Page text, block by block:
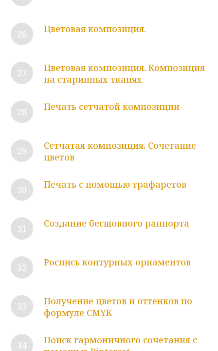
Цветовая композиция.
Цветовая композиция. Композиция
на старинных тканях
Печать сетчатой композиции
Сетчатая композиция. Сочетание
цветов
Печать с помощью трафаретов
Создание бесшовного раппорта
Роспись контурных орнаментов
Получение цветов и оттенков по
формуле CMYK
Поиск гармоничного сочетания с